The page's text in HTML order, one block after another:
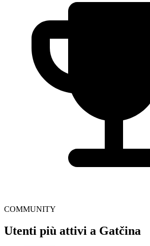
COMMUNITY
Utenti più attivi a Gatčina